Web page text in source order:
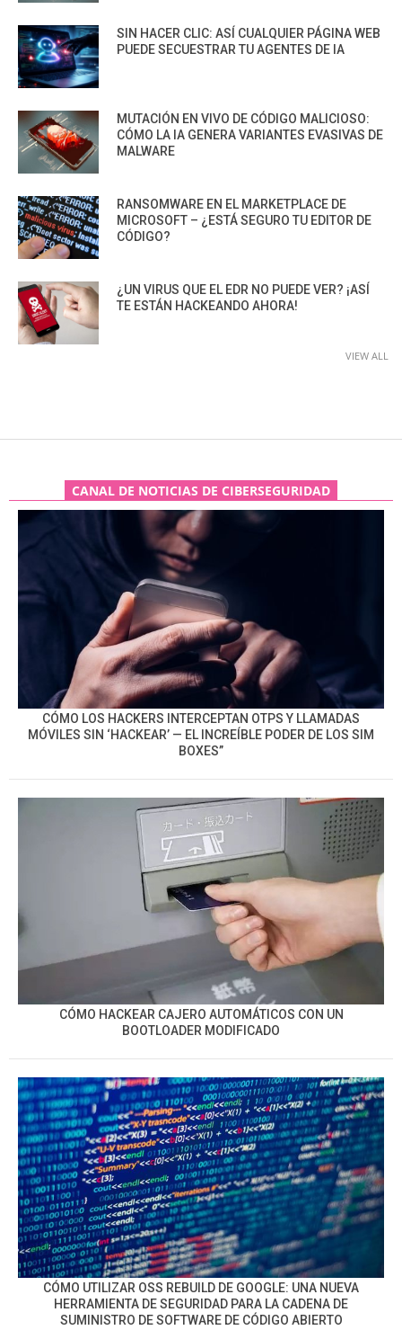
SIN HACER CLIC: ASÍ CUALQUIER PÁGINA WEB
PUEDE SECUESTRAR TU AGENTES DE IA
MUTACIÓN EN VIVO DE CÓDIGO MALICIOSO:
CÓMO LA IA GENERA VARIANTES EVASIVAS DE
MALWARE
RANSOMWARE EN EL MARKETPLACE DE
MICROSOFT – ¿ESTÁ SEGURO TU EDITOR DE
CÓDIGO?
¿UN VIRUS QUE EL EDR NO PUEDE VER? ¡ASÍ
TE ESTÁN HACKEANDO AHORA!
VIEW ALL
CANAL DE NOTICIAS DE CIBERSEGURIDAD
CÓMO LOS HACKERS INTERCEPTAN OTPS Y LLAMADAS
MÓVILES SIN ‘HACKEAR’ — EL INCREÍBLE PODER DE LOS SIM
BOXES”
CÓMO HACKEAR CAJERO AUTOMÁTICOS CON UN
BOOTLOADER MODIFICADO
CÓMO UTILIZAR OSS REBUILD DE GOOGLE: UNA NUEVA
HERRAMIENTA DE SEGURIDAD PARA LA CADENA DE
SUMINISTRO DE SOFTWARE DE CÓDIGO ABIERTO